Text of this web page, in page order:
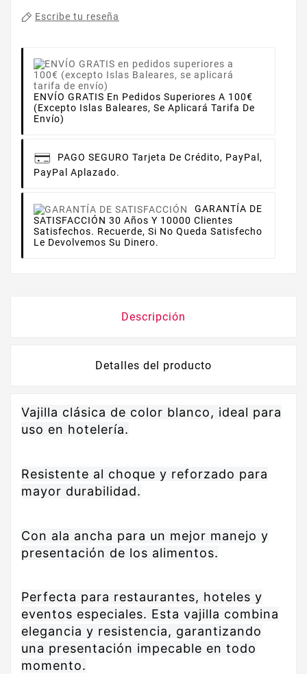
Escribe tu reseña
ENVÍO GRATIS En Pedidos Superiores A 100€
(excepto Islas Baleares, Se Aplicará Tarifa De
Envío)
PAGO SEGURO Tarjeta De Crédito, PayPal,
PayPal Aplazado.
GARANTÍA DE
SATISFACCIÓN 30 Años Y 10000 Clientes
Satisfechos. Recuerde, Si No Queda Satisfecho
Le Devolvemos Su Dinero.
Descripción
Detalles del producto
Vajilla clásica de color blanco, ideal para
uso en hotelería.
Resistente al choque y reforzado para
mayor durabilidad.
Con ala ancha para un mejor manejo y
presentación de los alimentos.
Perfecta para restaurantes, hoteles y
eventos especiales. Esta vajilla combina
elegancia y resistencia, garantizando
una presentación impecable en todo
momento.